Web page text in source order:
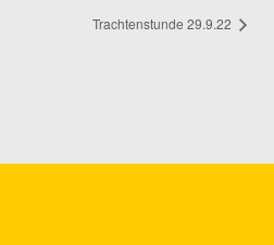
Trachtenstunde 29.9.22